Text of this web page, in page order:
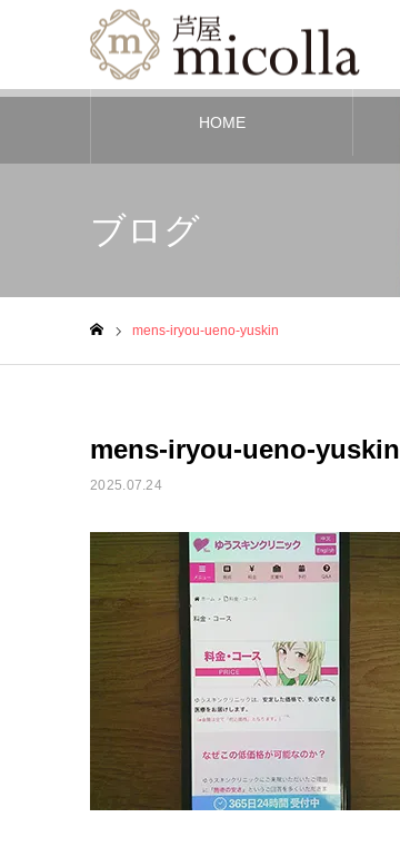
HOME
ブログ
mens-iryou-ueno-yuskin
mens-iryou-ueno-yuskin
2025.07.24